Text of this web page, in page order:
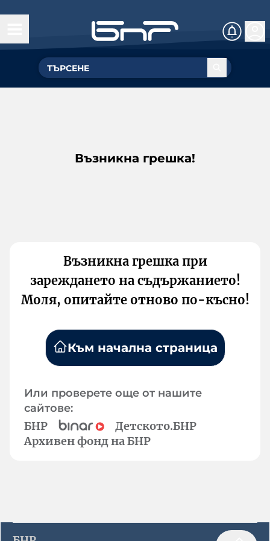
Възникна грешка!
Възникна грешка при
зареждането на съдържанието!
Моля, опитайте отново по-късно!
Към начална страница
Или проверете още от нашите
сайтове:
БНР
Детското.БНР
Архивен фонд на БНР